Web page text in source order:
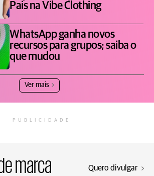
Pais na Vibe Clothing
WhatsApp ganha novos
recursos para grupos; saiba o
que mudou
Ver mais
PUBLICIDADE
marca Quero divulgar